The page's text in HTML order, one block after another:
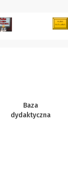
Baza
dydaktyczna